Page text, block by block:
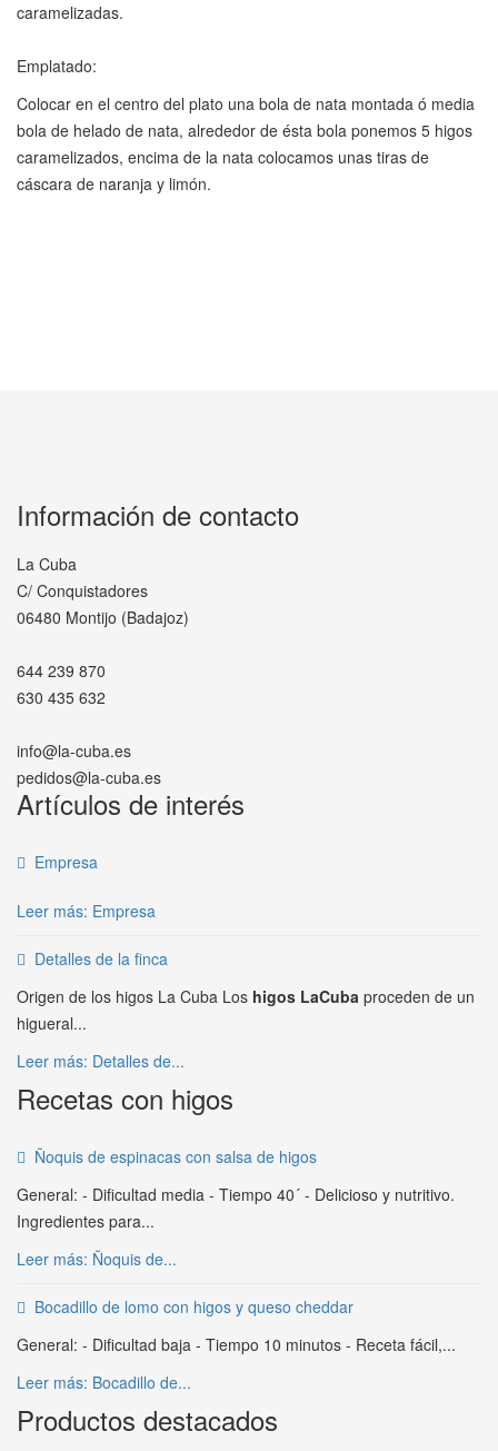
caramelizadas.
Emplatado:
Colocar en el centro del plato una bola de nata montada ó media
bola de helado de nata, alrededor de ésta bola ponemos 5 higos
caramelizados, encima de la nata colocamos unas tiras de
cáscara de naranja y limón.
Información de contacto
La Cuba
C/ Conquistadores
06480 Montijo (Badajoz)
644 239 870
630 435 632
info@la-cuba.es
pedidos@la-cuba.es
Artículos de interés
Empresa
Leer más: Empresa
Detalles de la finca
Origen de los higos La Cuba Los higos LaCuba proceden de un
higueral...
Leer más: Detalles de...
Recetas con higos
Ñoquis de espinacas con salsa de higos
General: - Dificultad media - Tiempo 40´ - Delicioso y nutritivo.
Ingredientes para...
Leer más: Ñoquis de...
Bocadillo de lomo con higos y queso cheddar
General: - Dificultad baja - Tiempo 10 minutos - Receta fácil,...
Leer más: Bocadillo de...
Productos destacados